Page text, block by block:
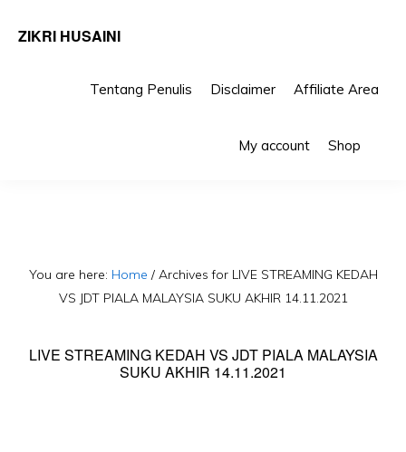
ZIKRI HUSAINI
Tentang Penulis Disclaimer Affiliate Area
My account Shop
You are here: Home /Archives for LIVE STREAMING KEDAH
VS JDT PIALA MALAYSIA SUKU AKHIR 14.11.2021
LIVE STREAMING KEDAH VS JDT PIALA MALAYSIA
SUKU AKHIR 14.11.2021